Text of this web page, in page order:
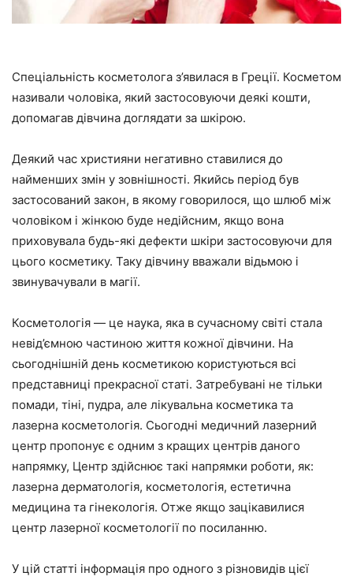
Спеціальність косметолога з’явилася в Греції. Косметом
називали чоловіка, який застосовуючи деякі кошти,
допомагав дівчина доглядати за шкірою.
Деякий час християни негативно ставилися до
найменших змін у зовнішності. Якийсь період був
застосований закон, в якому говорилося, що шлюб між
чоловіком і жінкою буде недійсним, якщо вона
приховувала будь-які дефекти шкіри застосовуючи для
цього косметику. Таку дівчину вважали відьмою і
звинувачували в магії.
Косметологія — це наука, яка в сучасному світі стала
невід’ємною частиною життя кожної дівчини. На
сьогоднішній день косметикою користуються всі
представниці прекрасної статі. Затребувані не тільки
помади, тіні, пудра, але лікувальна косметика та
лазерна косметологія. Сьогодні медичний лазерний
центр пропонує є одним з кращих центрів даного
напрямку, Центр здійснює такі напрямки роботи, як:
лазерна дерматологія, косметологія, естетична
медицина та гінекологія. Отже якщо зацікавилися
центр лазерної косметології по посиланню.
У цій статті інформація про одного з різновидів цієї